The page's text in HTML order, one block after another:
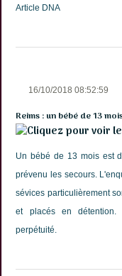
Article DNA
16/10/2018 08:52:59
Reims : un bébé de 13
Un bébé de 13 mois est
prévenu les secours.
sévices particulièrement
et placés en détention.
perpétuité.